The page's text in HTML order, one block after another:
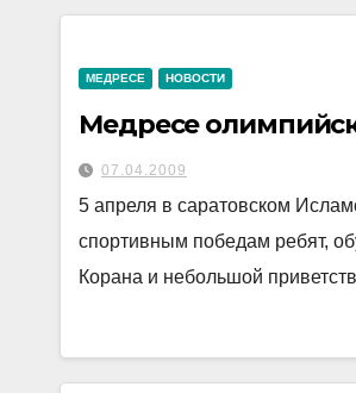
МЕДРЕСЕ НОВОСТИ
Медресе
07.04.2009
5 апреля в саратовском
спортивным победам ребят,
Корана и небольшой